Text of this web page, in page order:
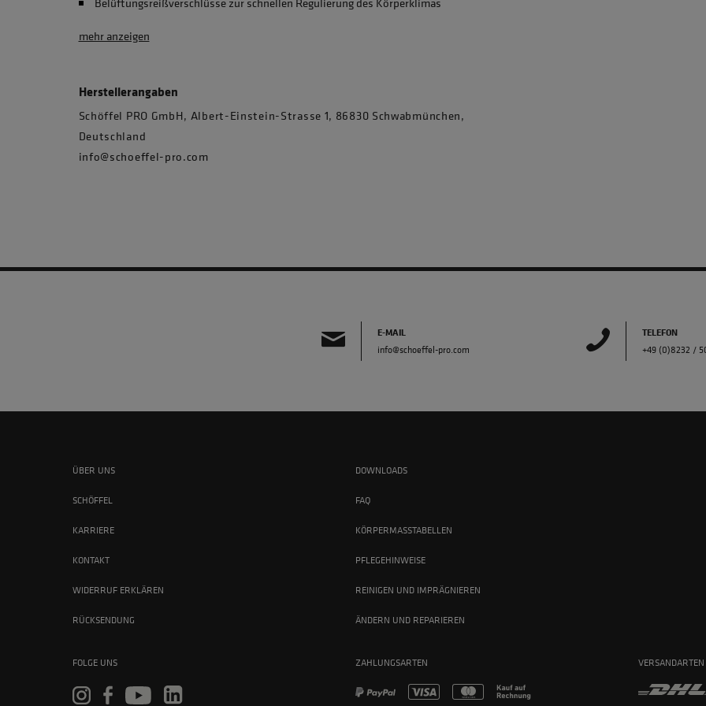
mehr anzeigen
Herstellerangaben
Schöffel PRO GmbH, Albert-Einstein-Strasse 1, 86830 Schwabmünchen,
Deutschland
info@schoeffel-pro.com
E-MAIL
info@schoeffel-pro.com
TELEFON
+49 (0)8232 /
ÜBER UNS
SCHÖFFEL
KARRIERE
KONTAKT
WIDERRUF ERKLÄREN
RÜCKSENDUNG
DOWNLOADS
FAQ
KÖRPERMASSTABELLEN
PFLEGEHINWEISE
REINIGEN UND IMPRÄGNIEREN
ÄNDERN UND REPARIEREN
FOLGE UNS ZAHLUNGSARTEN VERSANDARTEN